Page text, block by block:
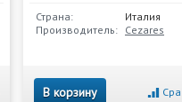
Страна:
Италия
Производитель: Cezares
В корзину